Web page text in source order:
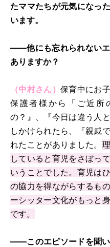
たママたちが元気になっ
います。
――他にも忘れられない
ありますか？
（中村さん） 保育中にお
保護者様から「ご近所
の？』、『今日は違う人
しかけられたら、『親戚
れたことがありました。
していると育児をさぼっ
いうことでした。育児は
の協力を得ながらするも
ーシッター文化がもっと
です。
――このエピソードを聞